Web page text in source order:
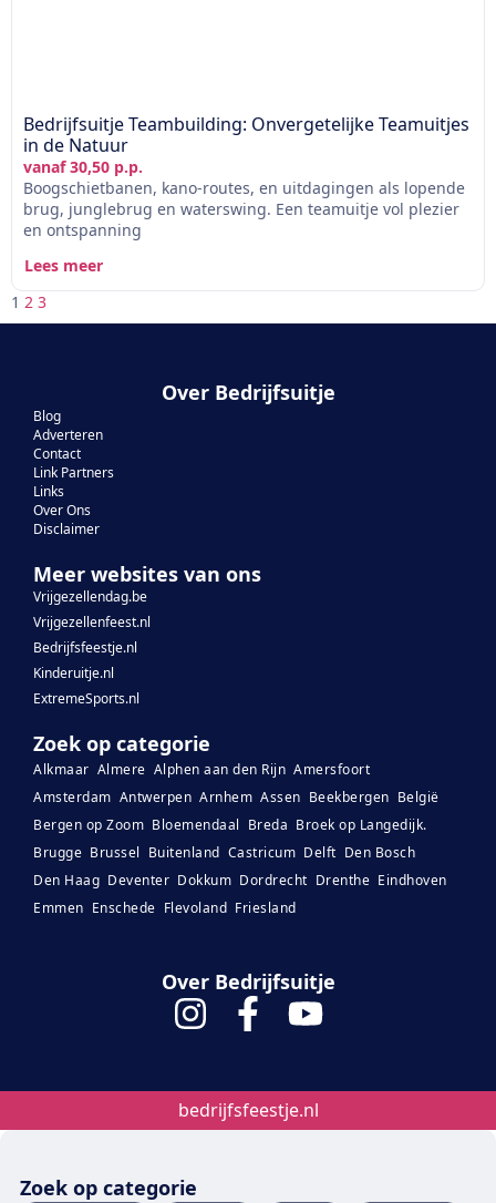
Bedrijfsuitje Teambuilding: Onvergetelijke Teamuitjes
in de Natuur
vanaf 30,50 p.p.
Boogschietbanen, kano-routes, en uitdagingen als lopende
brug, junglebrug en waterswing. Een teamuitje vol plezier
en ontspanning
Lees meer
1 2 3
Over Bedrijfsuitje
Blog
Adverteren
Contact
Link Partners
Links
Over Ons
Disclaimer
Meer websites van ons
Vrijgezellendag.be
Vrijgezellenfeest.nl
Bedrijfsfeestje.nl
Kinderuitje.nl
ExtremeSports.nl
Zoek op categorie
Alkmaar Almere Alphen aan den Rijn Amersfoort
Amsterdam Antwerpen Arnhem Assen Beekbergen België
Bergen op Zoom Bloemendaal Breda Broek op Langedijk.
Brugge Brussel Buitenland Castricum Delft Den Bosch
Den Haag Deventer Dokkum Dordrecht Drenthe Eindhoven
Emmen Enschede Flevoland Friesland
Over Bedrijfsuitje
bedrijfsfeestje.nl
Zoek op categorie